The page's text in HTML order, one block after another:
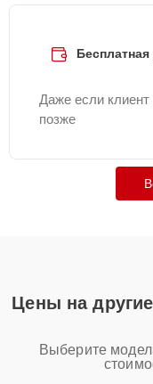
Бесплатная
Даже если
позже
Цены на
Выберите